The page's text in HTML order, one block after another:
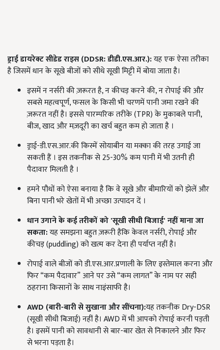
ड्राई डायरेक्ट सीडेड राइस(DDSR:डीडी.एस.आर.):यह एक ऐसा तरीका
है जिसमें धान के सूखे बीजों को सीधे सूखी मिट्टी में बोया जाता है।
इसमें न नर्सरी की ज़रूरत है, न कीचड़ करने की, न रोपाई की और
सबसे महत्वपूर्ण, फसल के किसी भी चरणमें पानी जमा रखने की
ज़रूरत नहीं है। इससे पारम्परिक तरीके (TPR) के मुकाबले पानी,
बीज, खाद और मज़दूरी का खर्च बहुत कम हो जाता है ।
ड्राई-डी.एस.आर.की किस्में सोयाबीन या मक्का की तरह उगाई जा
सकती हैं । इस तकनीक से 25-30% कम पानी में भी उतनी ही
पैदावार मिलती है ।
हमने पौधों को ऐसा बनाया है कि वे सूखे और बीमारियों को झेलें और
बिना पानी भरे खेतों में भी अच्छा उत्पादन दें ।
धान उगाने के कई तरीकों को'सूखी सीधी बिजाई'नहीं माना जा
सकता:यह समझना बहुत ज़रूरी हैकि केवल नर्सरी, रोपाई और
कीचड़ (puddling) को खत्म कर देना ही पर्याप्त नहीं है।
रोपाई वाले बीजों को डी.एस.आर.प्रणाली के लिए इस्तेमाल करना और
फिर “कम पैदावार” आने पर उसे “कम लागत” के नाम पर सही
ठहराना किसानों के साथ नाइंसाफी है।
AWD (बारी-बारी से सुखाना और सींचना):यह तकनीक Dry-DSR
(सूखी सीधी बिजाई) नहीं है। AWD में भी आपको रोपाई करनी पड़ती
है। इसमें पानी को सावधानी से बार-बार खेत से निकालने और फिर
से भरना पड़ता है।